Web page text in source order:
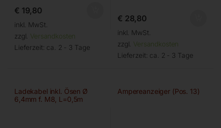
€ 19,80
inkl. MwSt.
zzgl. Versandkosten
Lieferzeit: ca. 2 - 3 Tage
€ 28,80
inkl. MwSt.
zzgl. Versandkosten
Lieferzeit: ca. 2 - 3 Tage
Ladekabel inkl. Ösen Ø
6,4mm f. M8, L=0,5m
Ampereanzeiger (Pos. 13)